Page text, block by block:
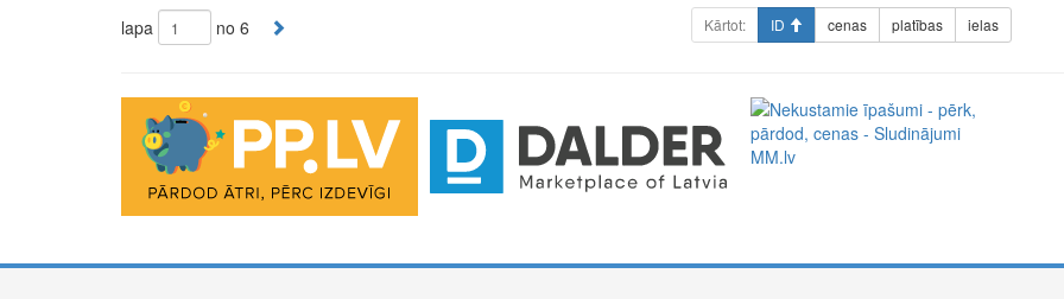
lapa no 6 Kārtot: ID cenas platības ielas
The exchange industry is rapidly advancing.
is a perfect representative of the new era: minimal fees of only
0.03%, lightning-fast swaps, and cross-chain asset movement. Full functionality in a single app.